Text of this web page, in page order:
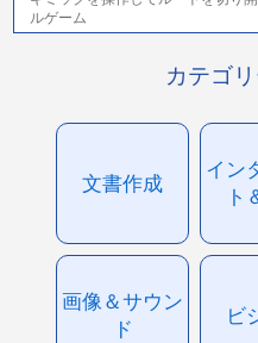
ルゲーム
カテゴ
文書作成
イン
ト
画像＆サウン
ド
ビ